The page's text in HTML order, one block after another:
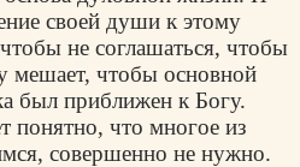
своей души к этому
не соглашаться, чтобы
мешает, чтобы основной
был приближен к Богу.
понятно, что многое из
совершенно не нужно.